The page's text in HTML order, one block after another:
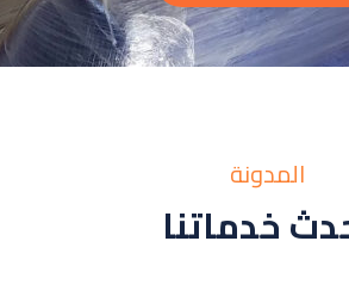
المدونة
خدماتنا